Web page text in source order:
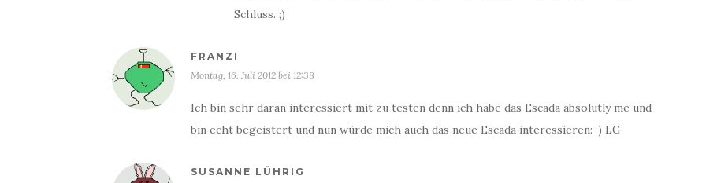
Schluss. ;)
FRANZI
Montag, 16. Juli 2012 bei 12:38
Ich bin sehr daran interessiert mit zu testen denn ich habe das Escada absolutly me und
bin echt begeistert und nun würde mich auch das neue Escada interessieren:-) LG
SUSANNE LÜHRIG